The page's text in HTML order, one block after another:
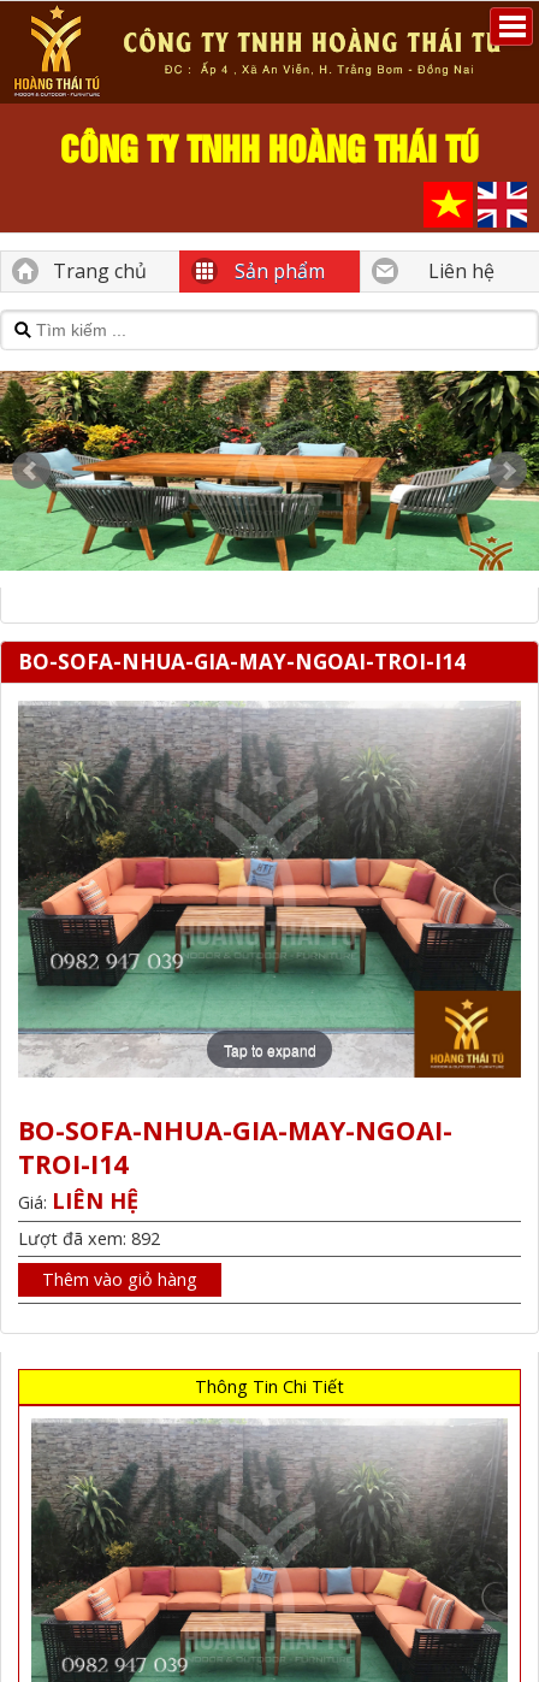
CÔNG TY TNHH HOÀNG THÁI TÚ
Trang chủ Sản phẩm Liên hệ
BO-SOFA-NHUA-GIA-MAY-NGOAI-TROI-I14
Tap to expand
BO-SOFA-NHUA-GIA-MAY-NGOAI-
TROI-I14
Giá: LIÊN HỆ
Lượt đã xem: 892
Thêm vào giỏ hàng
Thông Tin Chi Tiết